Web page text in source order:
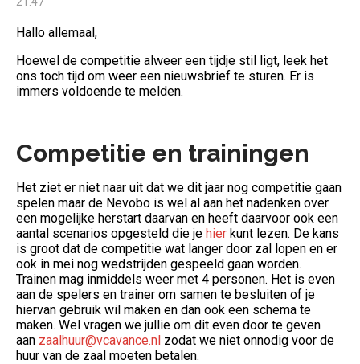
Hallo allemaal,
Hoewel de competitie alweer een tijdje stil ligt, leek het
ons toch tijd om weer een nieuwsbrief te sturen. Er is
immers voldoende te melden.
Competitie en trainingen
Het ziet er niet naar uit dat we dit jaar nog competitie gaan
spelen maar de Nevobo is wel al aan het nadenken over
een mogelijke herstart daarvan en heeft daarvoor ook een
aantal scenarios opgesteld die je hier (Opent een nieuwe
kunt lezen. De kans
is groot dat de competitie wat langer door zal lopen en er
ook in mei nog wedstrijden gespeeld gaan worden.
Trainen mag inmiddels weer met 4 personen. Het is even
aan de spelers en trainer om samen te besluiten of je
hiervan gebruik wil maken en dan ook een schema te
maken. Wel vragen we jullie om dit even door te geven
aan zaalhuur@vcavance.nl (Opent een nieuwe pagina)
zodat we niet onnodig voor de
huur van de zaal moeten betalen.